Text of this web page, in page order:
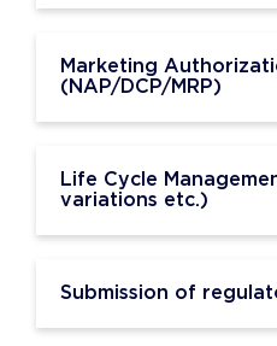
Marketing
(NAP/DCP/MRP)
Life Cycle
variations etc.)
Submission of